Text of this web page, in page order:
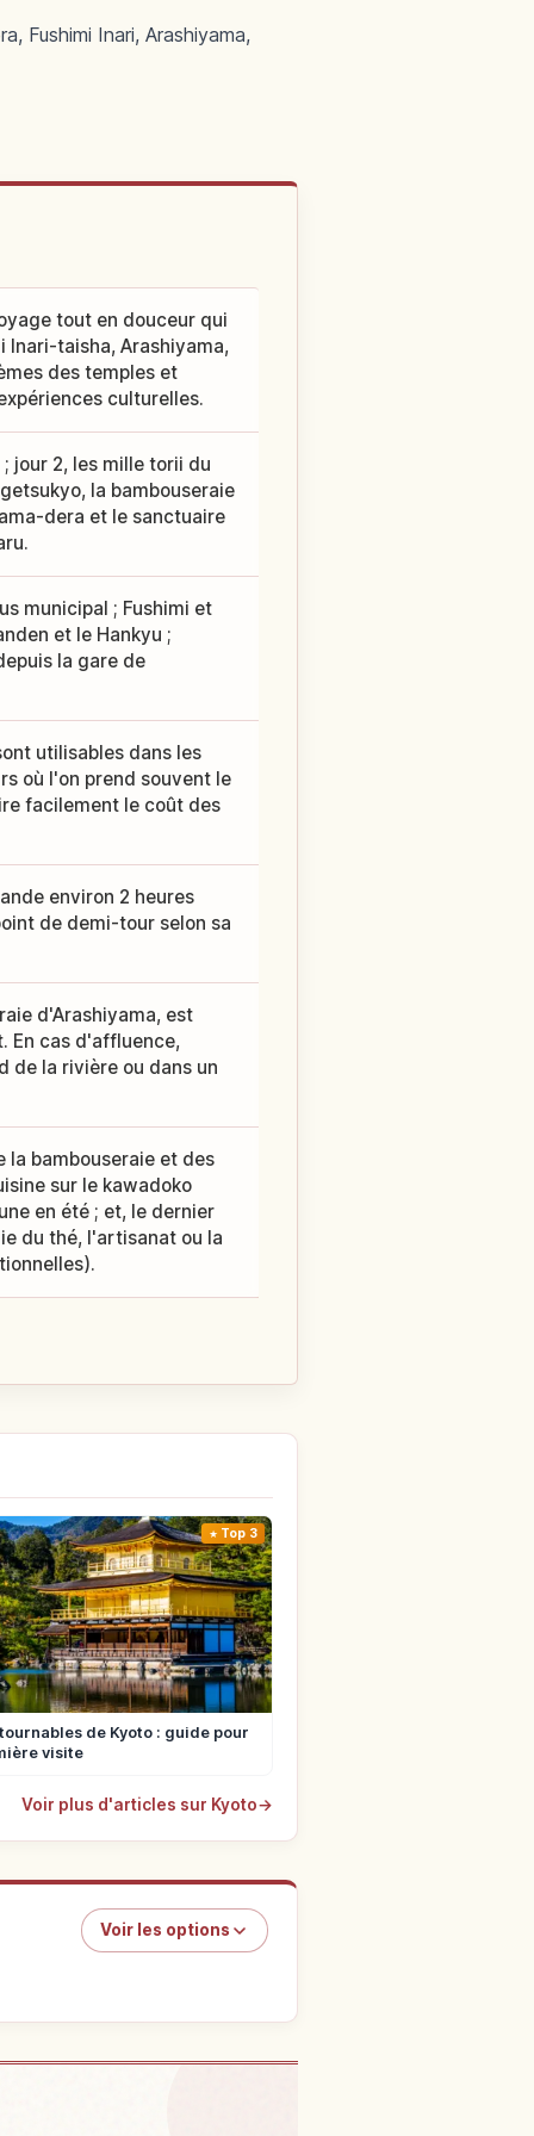
Fushimi Inari, Arashiyama,
tout en douceur qui
Inari-taisha, Arashiyama,
des temples et
culturelles.
jour 2, les mille torii du
la bambouseraie
dera et le sanctuaire
municipal ; Fushimi et
et le Hankyu ;
la gare de
utilisables dans les
où l'on prend souvent le
facilement le coût des
environ 2 heures
de demi-tour selon sa
d'Arashiyama, est
En cas d'affluence,
de la rivière ou dans un
bambouseraie et des
sur le kawadoko
en été ; et, le dernier
du thé, l'artisanat ou la
Top 3
de Kyoto : guide pour
visite
Voir plus d'articles sur Kyoto→
Voir les options